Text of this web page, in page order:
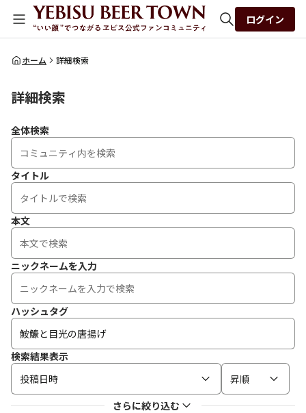
全体検索
ログイン
ホーム 詳細検索
詳細検索
全体検索
タイトル
本文
ニックネームを入力
ハッシュタグ
検索結果表示
投稿日時
昇順
さらに絞り込む